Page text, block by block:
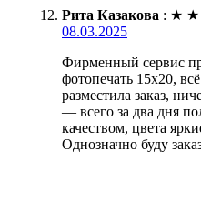
Рита Казакова : ★ ★
08.03.2025
Фирменный сервис
фотопечать 15х20,
разместила заказ,
— всего за два дня
качеством, цвета
Однозначно буду